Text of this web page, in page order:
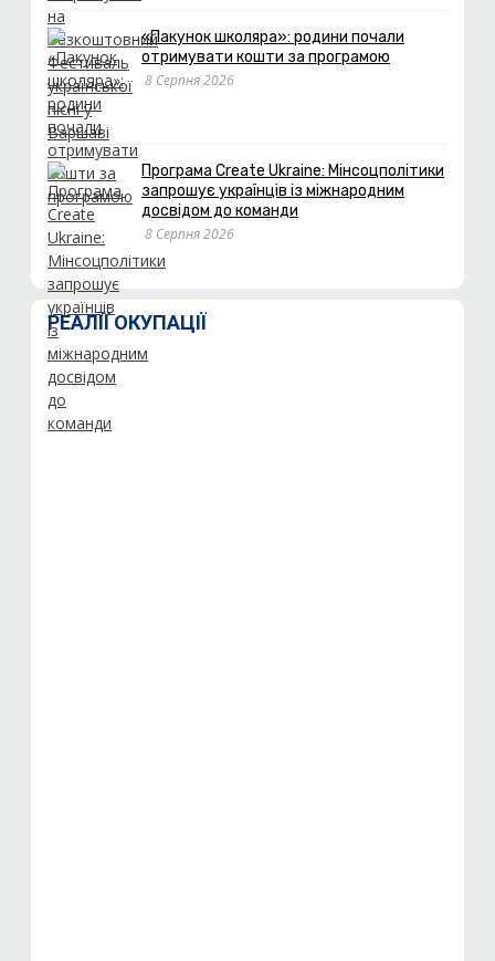
«Пакунок школяра»: родини почали
отримувати кошти за програмою
8 Серпня 2026
Програма Create Ukraine: Мінсоцполітики
запрошує українців із міжнародним
досвідом до команди
8 Серпня 2026
РЕАЛІЇ ОКУПАЦІЇ